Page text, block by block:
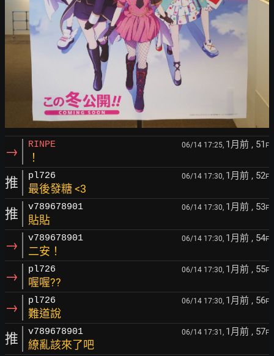
→ RINPE 06/14 17:25, 1月前 , 51 F
！
推 pl726 06/14 17:30, 1月前 , 52F
最後發糖 <3
推 v789678901 06/14 17:30, 1月前 , 53F
貼貼
→ v789678901 06/14 17:30, 1月前 , 54F
二安！
→ pl726 06/14 17:30, 1月前 , 55F
喔喔??
→ pl726 06/14 17:30, 1月前 , 56F
難道說
推 v789678901 06/14 17:31, 1月前 , 57F
繚亂該來了吧